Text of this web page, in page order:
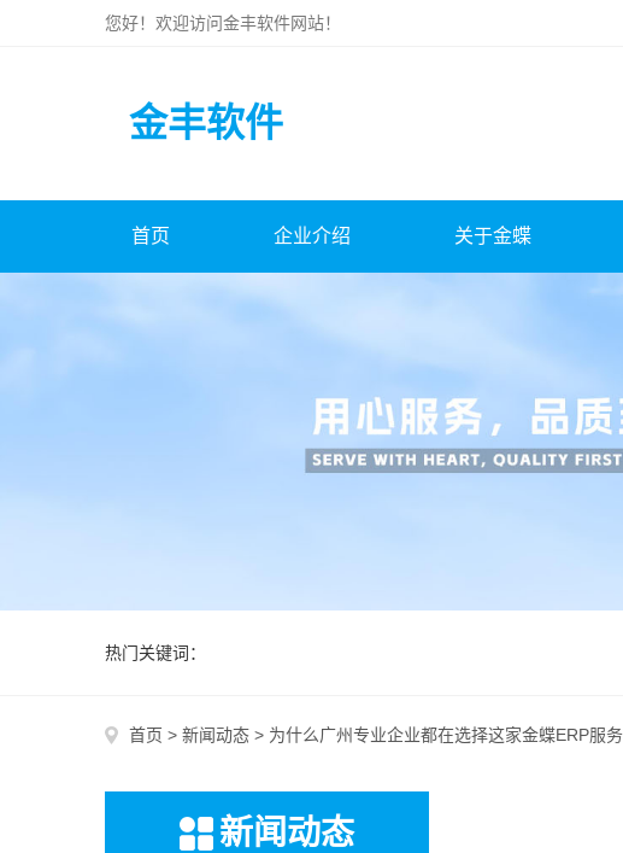
您好！欢迎访问金丰软件网站！
金丰软件
首页 企业介绍 关于金蝶
热门关键词：
首页 > 新闻动态 > 为什么广州专业企业都在选择这家金蝶ERP服
新闻动态